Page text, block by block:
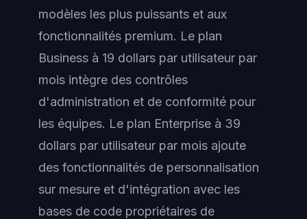
modèles les plus puissants et aux
fonctionnalités premium. Le plan
Business à 19 dollars par utilisateur par
mois intègre des contrôles
d'administration et de conformité pour
les équipes. Le plan Enterprise à 39
dollars par utilisateur par mois ajoute
des fonctionnalités de personnalisation
sur mesure et d'intégration avec les
bases de code propriétaires de